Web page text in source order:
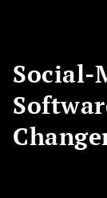
Social-